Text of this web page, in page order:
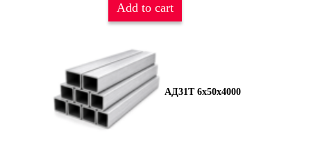
Add to cart
АД31Т 6х50х4000